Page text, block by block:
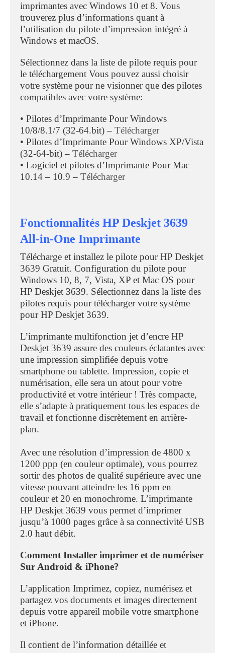
imprimantes avec Windows 10 et 8. Vous
trouverez plus d’informations quant à
l’utilisation du pilote d’impression intégré à
Windows et macOS.
Sélectionnez dans la liste de pilote requis pour
le téléchargement Vous pouvez aussi choisir
votre système pour ne visionner que des pilotes
compatibles avec votre système:
• Pilotes d’Imprimante Pour Windows
10/8/8.1/7 (32-64.bit) – Télécharger
• Pilotes d’Imprimante Pour Windows XP/Vista
(32-64-bit) – Télécharger
• Logiciel et pilotes d’Imprimante Pour Mac
10.14 – 10.9 – Télécharger
Fonctionnalités HP Deskjet 3639
All-in-One Imprimante
Télécharge et installez le pilote pour HP Deskjet
3639 Gratuit. Configuration du pilote pour
Windows 10, 8, 7, Vista, XP et Mac OS pour
HP Deskjet 3639. Sélectionnez dans la liste des
pilotes requis pour télécharger votre système
pour HP Deskjet 3639.
L’imprimante multifonction jet d’encre HP
Deskjet 3639 assure des couleurs éclatantes avec
une impression simplifiée depuis votre
smartphone ou tablette. Impression, copie et
numérisation, elle sera un atout pour votre
productivité et votre intérieur ! Très compacte,
elle s’adapte à pratiquement tous les espaces de
travail et fonctionne discrètement en arrière-
plan.
Avec une résolution d’impression de 4800 x
1200 ppp (en couleur optimale), vous pourrez
sortir des photos de qualité supérieure avec une
vitesse pouvant atteindre les 16 ppm en
couleur et 20 en monochrome. L’imprimante
HP Deskjet 3639 vous permet d’imprimer
jusqu’à 1000 pages grâce à sa connectivité USB
2.0 haut débit.
Comment Installer imprimer et de numériser
Sur Android & iPhone?
L’application Imprimez, copiez, numérisez et
partagez vos documents et images directement
depuis votre appareil mobile votre smartphone
et iPhone.
Il contient de l’information détaillée et